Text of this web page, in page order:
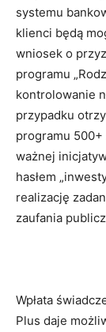
systemu
klienci będą
wniosek o
programu
kontrolowanie
przypadku
programu 500+
ważnej
hasłem
realizację
zaufania
Wpłata
Plus daje